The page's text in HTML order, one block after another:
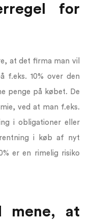
for
at det firma man vil
f.eks. 10% over den
penge på købet. De
ved at man f.eks.
i obligationer eller
i køb af nyt
er en rimelig risiko
mene, at